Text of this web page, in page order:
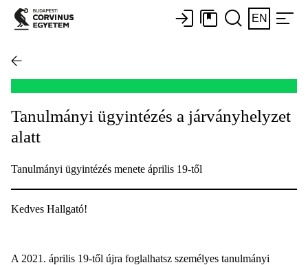
EN
Tanulmányi ügyintézés a járványhelyzet
alatt
Tanulmányi ügyintézés menete április 19-től
Kedves Hallgató!
A 2021. április 19-től újra foglalhatsz személyes tanulmányi